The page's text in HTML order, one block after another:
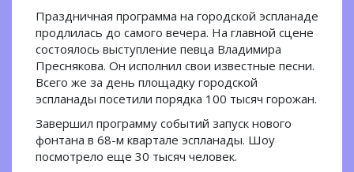
Праздничная программа на городской эспланаде
продлилась до самого вечера. На главной сцене
состоялось выступление певца Владимира
Преснякова. Он исполнил свои известные песни.
Всего же за день площадку городской
эспланады посетили порядка 100 тысяч горожан.
Завершил программу событий запуск нового
фонтана в 68-м квартале эспланады. Шоу
посмотрело еще 30 тысяч человек.